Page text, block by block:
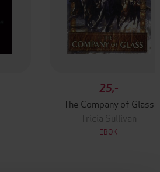
25,-
The Company of Glass
Tricia Sullivan
EBOK